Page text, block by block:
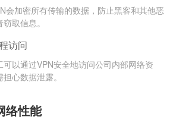
会加密所有传输的数据，防止黑客和其他恶
取信息。
访问
可以通过VPN安全地访问公司内部网络资
心数据泄露。
络性能